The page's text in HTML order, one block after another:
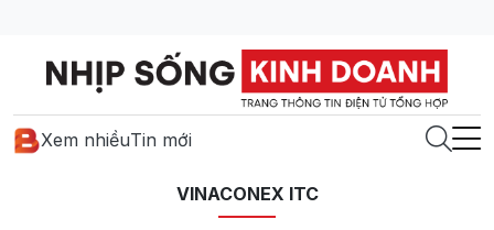
Xem nhiềuTin mới
VINACONEX ITC